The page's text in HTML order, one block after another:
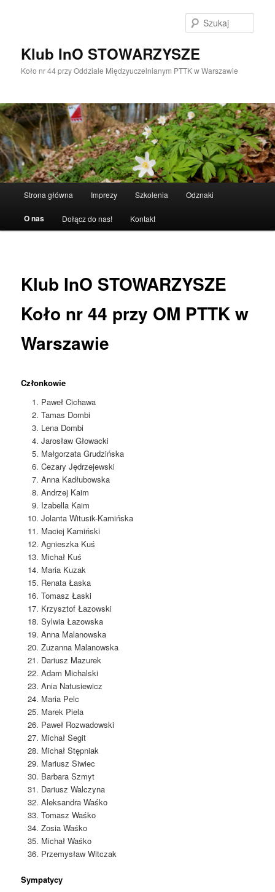
Klub InO STOWARZYSZE
Koło nr 44 przy Oddziale Międzyuczelnianym PTTK w Warszawie
Strona główna Imprezy Szkolenia Odznaki
O nas Dołącz do nas! Kontakt
Klub InO STOWARZYSZE
Koło nr 44 przy OM PTTK w
Warszawie
Członkowie
Paweł Cichawa
Tamas Dombi
Lena Dombi
Jarosław Głowacki
Małgorzata Grudzińska
Cezary Jędrzejewski
Anna Kadłubowska
Andrzej Kaim
Izabella Kaim
Jolanta Witusik-Kamińska
Maciej Kamiński
Agnieszka Kuś
Michał Kuś
Maria Kuzak
Renata Łaska
Tomasz Łaski
Krzysztof Łazowski
Sylwia Łazowska
Anna Malanowska
Zuzanna Malanowska
Dariusz Mazurek
Adam Michalski
Ania Natusiewicz
Maria Pelc
Marek Piela
Paweł Rozwadowski
Michał Segit
Michał Stępniak
Mariusz Siwiec
Barbara Szmyt
Dariusz Walczyna
Aleksandra Waśko
Tomasz Waśko
Zosia Waśko
Michał Waśko
Przemysław Witczak
Sympatycy